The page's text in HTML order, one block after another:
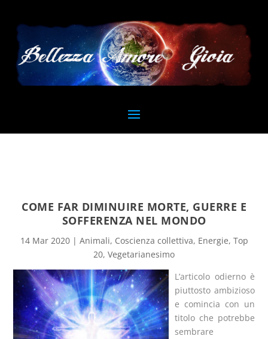
COME FAR DIMINUIRE MORTE, GUERRE E
SOFFERENZA NEL MONDO
14 Mar 2020| Animali, Coscienza collettiva, Energie, Top
20, Vegetarianesimo
L’articolo odierno è
piuttosto ambizioso
e comincia con un
titolo che potrebbe
sembrare